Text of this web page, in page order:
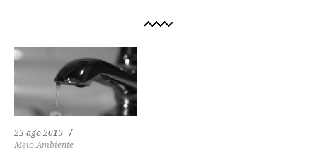
23 ago 2019
Meio Ambiente